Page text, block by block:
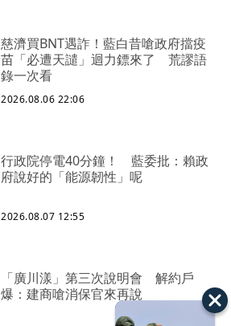
慈濟買BNT遇詐！藍白昔嗆政府擋疫
苗「必遭天譴」迴力鏢來了 荒謬語
錄一次看
2026.08.06 22:06
行政院停電40分鐘！ 藍委批：賴政
府說好的「能源韌性」呢
2026.08.07 12:55
「廣川漾」第三次說明會 解約戶
爆：建商嗆消保官來再說